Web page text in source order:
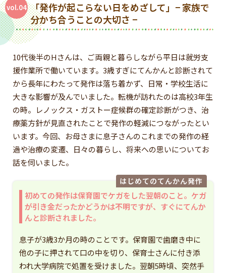
vol.04 「発作が起こらない日をめざして」 − 家族で
分かち合うことの大切さ −
10代後半のHさんは、ご両親と暮らしながら平日は就労支
援作業所で働いています。3歳すぎにてんかんと診断されて
から長年にわたって発作は落ち着かず、日常・学校生活に
大きな影響が及んでいました。転機が訪れたのは高校3年生
の時。レノックス・ガストー症候群の確定診断がつき、治
療薬方針が見直されたことで発作の軽減につながったとい
います。今回、お母さまに息子さんのこれまでの発作の経
過や治療の変遷、日々の暮らし、将来への思いについてお
話を伺いました。
はじめてのてんかん発作
初めての発作は保育園でケガをした翌朝のこと。ケガ
が引き金だったかどうかは不明ですが、すぐにてんか
んと診断されました。
息子が3歳3か月の時のことです。保育園で歯磨き中に
他の子に押されて口の中を切り、保育士さんに付き添
われ大学病院で処置を受けました。翌朝5時頃、突然手